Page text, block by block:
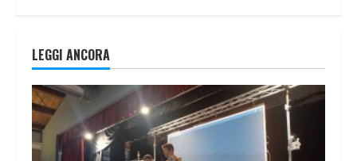
LEGGI ANCORA